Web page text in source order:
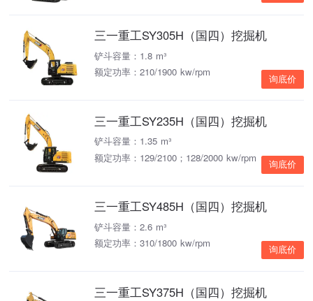
三一重工SY305H（国四）挖掘机
铲斗容量：1.8 m³
额定功率：210/1900 kw/rpm
询底价
三一重工SY235H（国四）挖掘机
铲斗容量：1.35 m³
额定功率：129/2100；128/2000 kw/rpm
询底价
三一重工SY485H（国四）挖掘机
铲斗容量：2.6 m³
额定功率：310/1800 kw/rpm
询底价
三一重工SY375H（国四）挖掘机